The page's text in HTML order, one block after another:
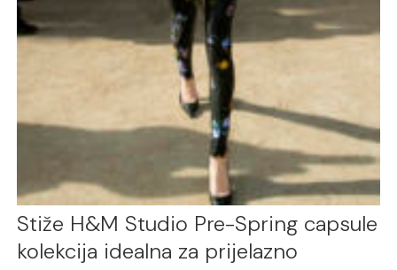
Stiže H&M Studio Pre-Spring capsule
kolekcija idealna za prijelazno